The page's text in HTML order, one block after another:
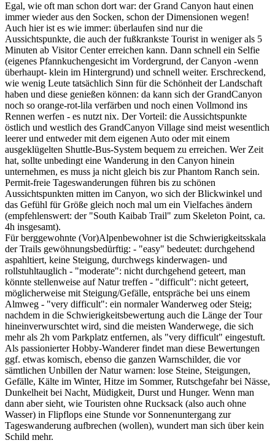
Egal, wie oft man schon dort war: der Grand Canyon haut einen
immer wieder aus den Socken, schon der Dimensionen wegen!
Auch hier ist es wie immer: überlaufen sind nur die
Aussichtspunkte, die auch der fußkrankste Tourist in weniger als 5
Minuten ab Visitor Center erreichen kann. Dann schnell ein Selfie
(eigenes Pfannkuchengesicht im Vordergrund, der Canyon -wenn
überhaupt- klein im Hintergrund) und schnell weiter. Erschreckend,
wie wenig Leute tatsächlich Sinn für die Schönheit der Landschaft
haben und diese genießen können: da kann sich der GrandCanyon
noch so orange-rot-lila verfärben und noch einen Vollmond ins
Rennen werfen - es nutzt nix. Der Vorteil: die Aussichtspunkte
östlich und westlich des GrandCanyon Village sind meist wesentlich
leerer und entweder mit dem eigenen Auto oder mit einem
ausgeklügelten Shuttle-Bus-System bequem zu erreichen. Wer Zeit
hat, sollte unbedingt eine Wanderung in den Canyon hinein
unternehmen, es muss ja nicht gleich bis zur Phantom Ranch sein.
Permit-freie Tageswanderungen führen bis zu schönen
Aussichtspunkten mitten im Canyon, wo sich der Blickwinkel und
das Gefühl für Größe gleich noch mal um ein Vielfaches ändern
(empfehlenswert: der "South Kaibab Trail" zum Skeleton Point, ca.
4h insgesamt).
Für berggewohnte (Vor)Alpenbewohner ist die Schwierigkeitsskala
der Trails gewöhnungsbedürftig: - "easy" bedeutet: durchgehend
aspahltiert, keine Steigung, durchwegs kinderwagen- und
rollstuhltauglich - "moderate": nicht durchgehend geteert, man
könnte stellenweise auf Natur treffen - "difficult": nicht geteert,
möglicherweise mit Steigung/Gefälle, entspräche bei uns einem
Almweg - "very difficult": ein normaler Wanderweg oder Steig;
nachdem in die Schwierigkeitsbewertung auch die Länge der Tour
hineinverwurschtet wird, sind die meisten Wanderwege, die sich
mehr als 2h vom Parkplatz entfernen, als "very difficult" eingestuft.
Als passionierter Hobby-Wanderer findet man diese Bewertungen
ggf. etwas komisch, ebenso die ganzen Warnschilder, die vor
sämtlichen Unbillen der Natur warnen: lose Steine, Steigungen,
Gefälle, Kälte im Winter, Hitze im Sommer, Rutschgefahr bei Nässe,
Dunkelheit bei Nacht, Müdigkeit, Durst und Hunger. Wenn man
dann aber sieht, wie Touristen ohne Rucksack (also auch ohne
Wasser) in Flipflops eine Stunde vor Sonnenuntergang zur
Tageswanderung aufbrechen (wollen), wundert man sich über kein
Schild mehr.